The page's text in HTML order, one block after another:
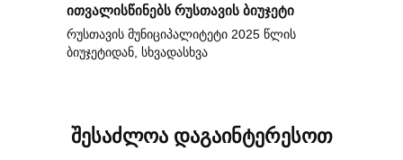
ითვალისწინებს რუსთავის ბიუჯეტი
რუსთავის მუნიციპალიტეტი 2025 წლის
ბიუჯეტიდან, სხვადასხვა
შესაძლოა დაგაინტერესოთ